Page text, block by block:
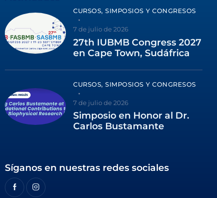
CURSOS, SIMPOSIOS Y CONGRESOS
7 de julio de 2026
27th IUBMB Congress 2027
en Cape Town, Sudáfrica
CURSOS, SIMPOSIOS Y CONGRESOS
7 de julio de 2026
Simposio en Honor al Dr.
Carlos Bustamante
Síganos en nuestras redes sociales